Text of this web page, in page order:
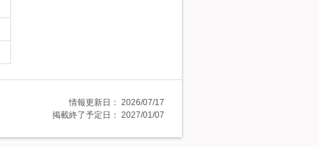
情報更新日： 2026/07/17
掲載終了予定日： 2027/01/07